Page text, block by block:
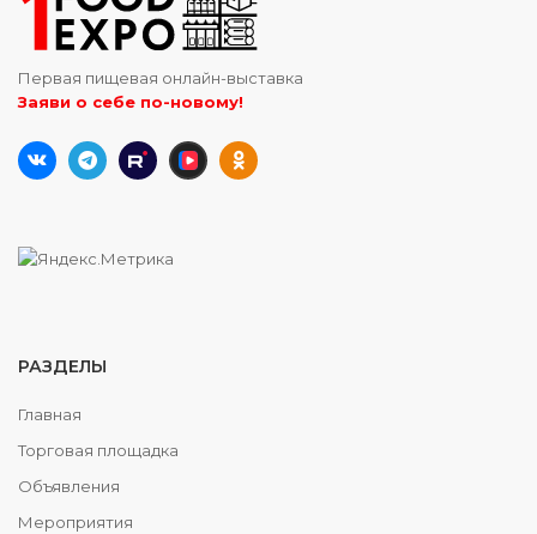
Первая пищевая онлайн-выставка
Заяви о себе по-новому!
РАЗДЕЛЫ
Главная
Торговая площадка
Объявления
Мероприятия